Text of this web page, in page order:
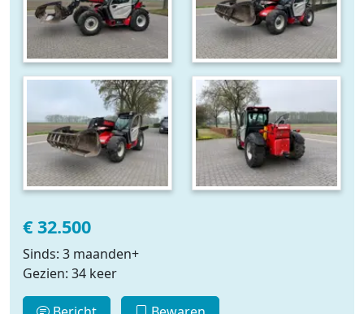
€ 32.500
Sinds: 3 maanden+
Gezien: 34 keer